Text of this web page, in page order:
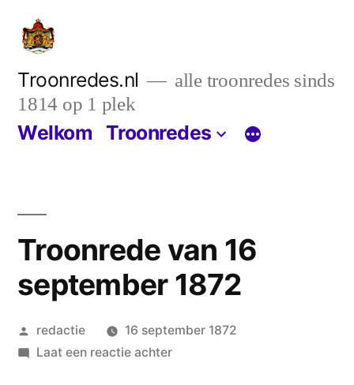
naar
inhoud
Troonredes.nl
alle troonredes sinds
1814 op 1 plek
Welkom Troonredes
Troonrede van 16
september 1872
Geplaatst
door
redactie
16 september 1872
Laat een reactie achterop